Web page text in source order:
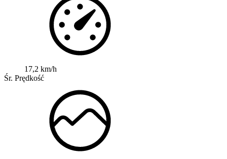
17,2 km/h
Śr. Prędkość